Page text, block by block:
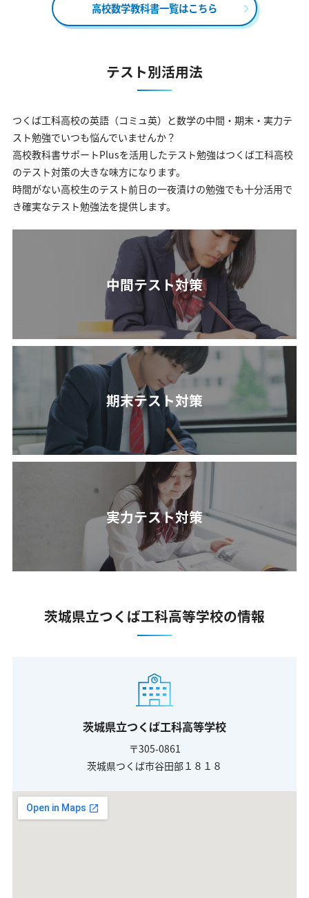
高校数学教科書一覧はこちら
テスト別活用法
つくば工科高校の英語（コミュ英）と数学の中間・期末・実力テ
スト勉強でいつも悩んでいませんか？
高校教科書サポートPlusを活用したテスト勉強はつくば工科高校
のテスト対策の大きな味方になります。
時間がない高校生のテスト前日の一夜漬けの勉強でも十分活用で
き確実なテスト勉強法を提供します。
中間テスト対策
期末テスト対策
実力テスト対策
茨城県立つくば工科高等学校の情報
茨城県立つくば工科高等学校
〒305-0861
茨城県つくば市谷田部１８１８